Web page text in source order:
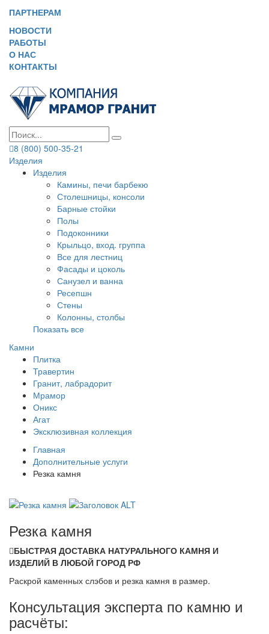
ПАРТНЕРАМ
НОВОСТИ
РАБОТЫ
О НАС
КОНТАКТЫ
8 (800) 500-35-21
Изделия
Изделия
Камины, печи барбекю
Столешницы, консоли
Барные стойки
Полы
Подоконники
Крыльцо, вход. группа
Все для лестниц
Фасады и цоколь
Санузел и ванна
Ресепшн
Стены
Колонны, столбы
Показать все
Камни
Плитка
Травертин
Гранит, лабрадорит
Мрамор
Оникс
Агат
Эксклюзивная коллекция
Главная
Дополнительные услуги
Резка камня
Резка камня
БЫСТРАЯ ДОСТАВКА НАТУРАЛЬНОГО КАМНЯ И
ИЗДЕЛИЙ В ЛЮБОЙ ГОРОД РФ
Раскрой каменных слэбов и резка камня в размер.
Консультация эксперта по камню и
расчёты: